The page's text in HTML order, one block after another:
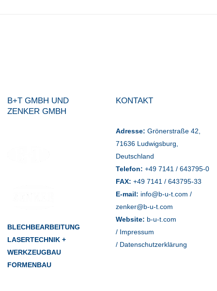
B+T GMBH UND
ZENKER GMBH
BLECHBEARBEITUNG
LASERTECHNIK +
WERKZEUGBAU
FORMENBAU
KONTAKT
Adresse: Grönerstraße 42,
71636 Ludwigsburg,
Deutschland
Telefon: +49 7141 / 643795-0
FAX: +49 7141 / 643795-33
E-mail: info@b-u-t.com /
zenker@b-u-t.com
Website: b-u-t.com
/ Impressum
/ Datenschutzerklärung